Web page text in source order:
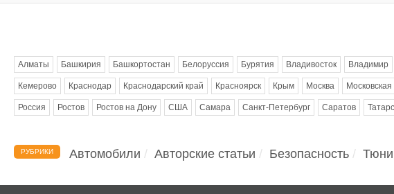
Алматы Башкирия Башкортостан Белоруссия Бурятия Владивосток Владимир
Кемерово Краснодар Краснодарский край Красноярск Крым Москва Московская
Россия Ростов Ростов на Дону США Самара Санкт-Петербург Саратов
РУБРИКИ Автомобили Авторские статьи Безопасность